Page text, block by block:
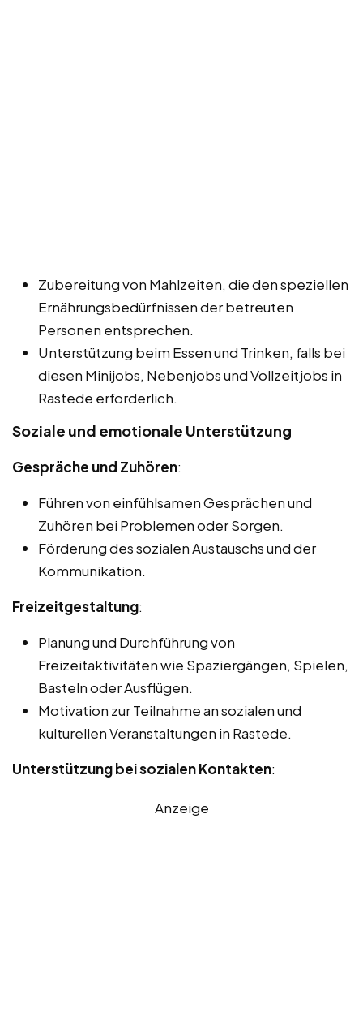
Zubereitung von Mahlzeiten, die den speziellen
Ernährungsbedürfnissen der betreuten
Personen entsprechen.
Unterstützung beim Essen und Trinken, falls bei
diesen Minijobs, Nebenjobs und Vollzeitjobs in
Rastede erforderlich.
Soziale und emotionale Unterstützung
Gespräche und Zuhören:
Führen von einfühlsamen Gesprächen und
Zuhören bei Problemen oder Sorgen.
Förderung des sozialen Austauschs und der
Kommunikation.
Freizeitgestaltung:
Planung und Durchführung von
Freizeitaktivitäten wie Spaziergängen, Spielen,
Basteln oder Ausflügen.
Motivation zur Teilnahme an sozialen und
kulturellen Veranstaltungen in Rastede.
Unterstützung bei sozialen Kontakten:
Anzeige